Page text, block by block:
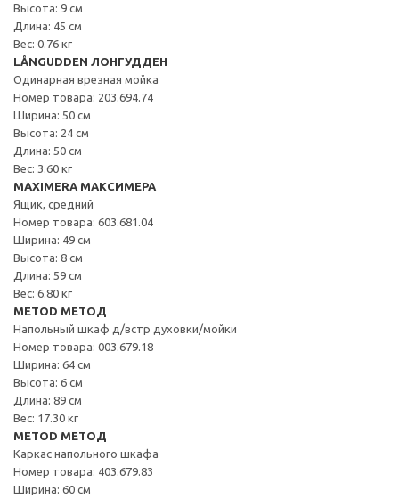
Высота: 9 см
Длина: 45 см
Вес: 0.76 кг
LÅNGUDDEN ЛОНГУДДЕН
Одинарная врезная мойка
Номер товара: 203.694.74
Ширина: 50 см
Высота: 24 см
Длина: 50 см
Вес: 3.60 кг
MAXIMERA МАКСИМЕРА
Ящик, средний
Номер товара: 603.681.04
Ширина: 49 см
Высота: 8 см
Длина: 59 см
Вес: 6.80 кг
METOD МЕТОД
Напольный шкаф д/встр духовки/мойки
Номер товара: 003.679.18
Ширина: 64 см
Высота: 6 см
Длина: 89 см
Вес: 17.30 кг
METOD МЕТОД
Каркас напольного шкафа
Номер товара: 403.679.83
Ширина: 60 см